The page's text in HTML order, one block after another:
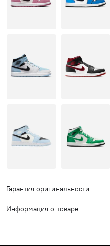
Гарантия оригинальности
Информация о товаре